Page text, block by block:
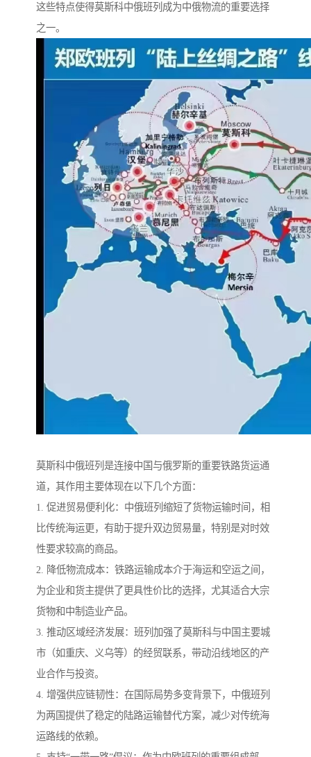
这些特点使得莫斯科中俄班列成为中俄物流的重要选择
之一。
莫斯科中俄班列是连接中国与俄罗斯的重要铁路货运通
道，其作用主要体现在以下几个方面：
1. 促进贸易便利化：中俄班列缩短了货物运输时间，相
比传统海运更，有助于提升双边贸易量，特别是对时效
性要求较高的商品。
2. 降低物流成本：铁路运输成本介于海运和空运之间，
为企业和货主提供了更具性价比的选择，尤其适合大宗
货物和中制造业产品。
3. 推动区域经济发展：班列加强了莫斯科与中国主要城
市（如重庆、义乌等）的经贸联系，带动沿线地区的产
业合作与投资。
4. 增强供应链韧性：在国际局势多变背景下，中俄班列
为两国提供了稳定的陆路运输替代方案，减少对传统海
运路线的依赖。